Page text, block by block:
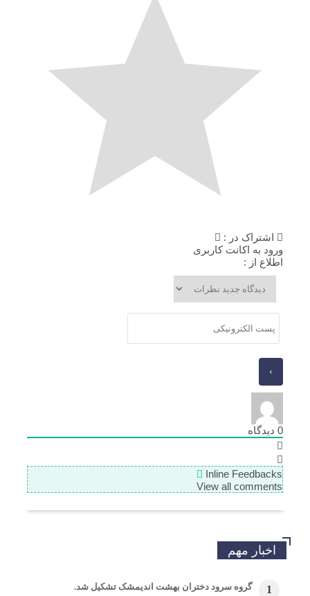
اشتراک در :
ورود به اکانت کاربری
اطلاع از :
0 دیدگاه
Inline Feedbacks
View all comments
اخبار مهم
1 گروه سرود دختران بهشت اندیمشک تشکیل شد.